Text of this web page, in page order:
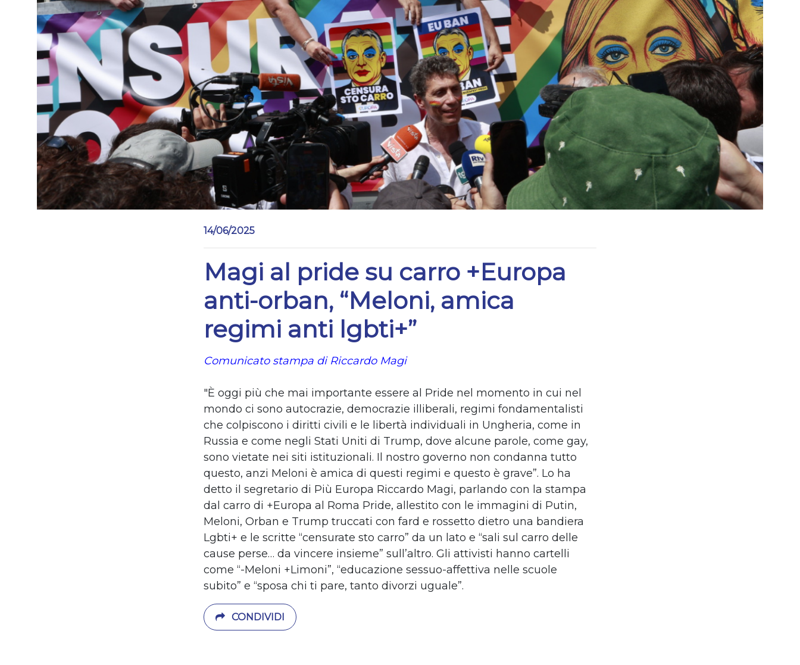
14/06/2025
Magi al pride su carro +Europa
anti-orban, “Meloni, amica
regimi anti lgbti+”
Comunicato stampa di Riccardo Magi
"È oggi più che mai importante essere al Pride nel momento in cui nel
mondo ci sono autocrazie, democrazie illiberali, regimi fondamentalisti
che colpiscono i diritti civili e le libertà individuali in Ungheria, come in
Russia e come negli Stati Uniti di Trump, dove alcune parole, come gay,
sono vietate nei siti istituzionali. Il nostro governo non condanna tutto
questo, anzi Meloni è amica di questi regimi e questo è grave”. Lo ha
detto il segretario di Più Europa Riccardo Magi, parlando con la stampa
dal carro di +Europa al Roma Pride, allestito con le immagini di Putin,
Meloni, Orban e Trump truccati con fard e rossetto dietro una bandiera
Lgbti+ e le scritte “censurate sto carro” da un lato e “sali sul carro delle
cause perse… da vincere insieme” sull’altro. Gli attivisti hanno cartelli
come “-Meloni +Limoni”, “educazione sessuo-affettiva nelle scuole
subito” e “sposa chi ti pare, tanto divorzi uguale”.
CONDIVIDI